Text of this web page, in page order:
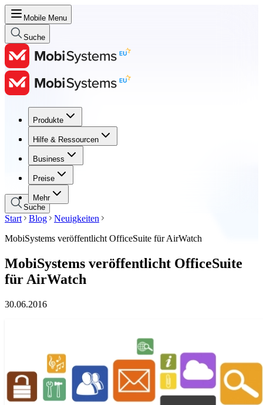
Mobile Menu
Suche
Produkte
Hilfe & Ressourcen
Business
Preise
Mehr
Produkte
Hilfe & Ressourcen
Business
Preise
Suche
Start Blog
Neuigkeiten
MobiSystems veröffentlicht OfficeSuite für AirWatch
MobiSystems veröffentlicht OfficeSuite
für AirWatch
30.06.2016